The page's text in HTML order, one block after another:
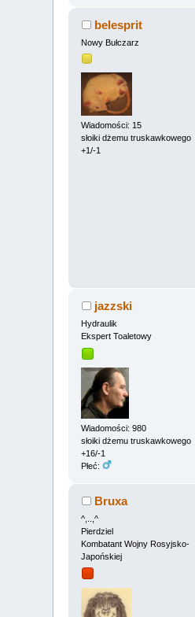
belesprit
Nowy Bułczarz
Wiadomości: 15
słoiki dżemu truskawkowego
+1/-1
jazzski
Hydraulik
Ekspert Toaletowy
Wiadomości: 980
słoiki dżemu truskawkowego
+16/-1
Płeć:
Bruxa
^,..,^
Pierdziel
Kombatant Wojny Rosyjsko-
Japońskiej